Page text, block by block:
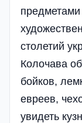
столетий
Колочава
бойков,
евреев,
увидеть